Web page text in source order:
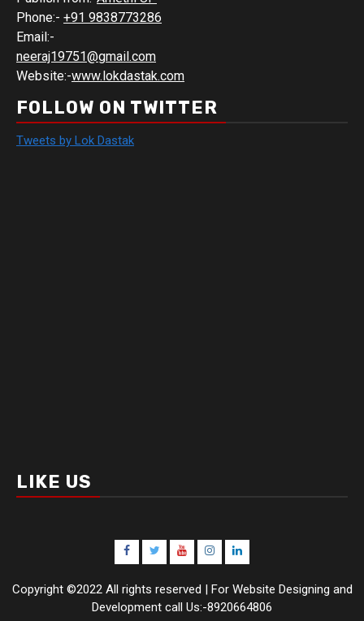
Phone:- +91 9838773286
Email:-
neeraj19751@gmail.com
Website:-www.lokdastak.com
FOLLOW ON TWITTER
Tweets by Lok Dastak
LIKE US
Facebook
TwitterYoutubeInstagramLinkedIn
Copyright ©2022 All rights reserved | For Website Designing and
Development call Us:-8920664806